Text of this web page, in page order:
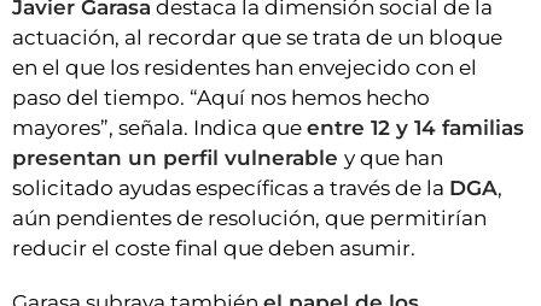
Javier Garasa destaca la dimensión social de la
actuación, al recordar que se trata de un bloque
en el que los residentes han envejecido con el
paso del tiempo. “Aquí nos hemos hecho
mayores”, señala. Indica que entre 12 y 14 familias
presentan un perfil vulnerable y que han
solicitado ayudas específicas a través de la DGA,
aún pendientes de resolución, que permitirían
reducir el coste final que deben asumir.